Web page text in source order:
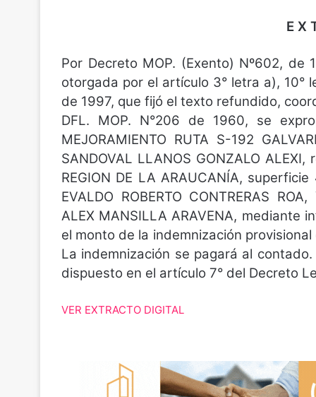
E X
Por Decreto MOP. (Exento) Nº602,
otorgada por el artículo 3° letra a), 10°
de 1997, que fijó el texto refundido,
DFL. MOP. N°206 de 1960, se
MEJORAMIENTO RUTA S-192
SANDOVAL LLANOS GONZALO
REGION DE LA ARAUCANÍA,
EVALDO ROBERTO CONTRERAS
ALEX MANSILLA ARAVENA, mediante
el monto de la indemnización
La indemnización se pagará al
dispuesto en el artículo 7° del Decreto
VER EXTRACTO DIGITAL